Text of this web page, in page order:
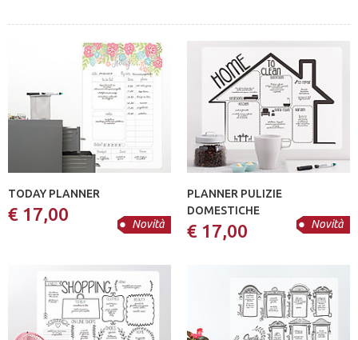
Novità
TODAY PLANNER
€ 17,00 Novità
PLANNER PULIZIE
DOMESTICHE
€ 17,00